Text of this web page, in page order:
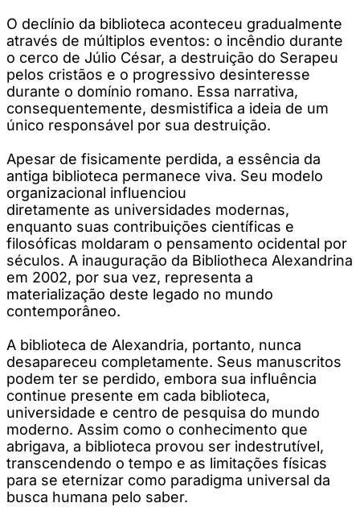
O declínio da biblioteca aconteceu gradualmente
através de múltiplos eventos: o incêndio durante
o cerco de Júlio César, a destruição do Serapeu
pelos cristãos e o progressivo desinteresse
durante o domínio romano. Essa narrativa,
consequentemente, desmistifica a ideia de um
único responsável por sua destruição.
Apesar de fisicamente perdida, a essência da
antiga biblioteca permanece viva. Seu modelo
organizacional influenciou
diretamente as universidades modernas,
enquanto suas contribuições científicas e
filosóficas moldaram o pensamento ocidental por
séculos. A inauguração da Bibliotheca Alexandrina
em 2002, por sua vez, representa a
materialização deste legado no mundo
contemporâneo.
A biblioteca de Alexandria, portanto, nunca
desapareceu completamente. Seus manuscritos
podem ter se perdido, embora sua influência
continue presente em cada biblioteca,
universidade e centro de pesquisa do mundo
moderno. Assim como o conhecimento que
abrigava, a biblioteca provou ser indestrutível,
transcendendo o tempo e as limitações físicas
para se eternizar como paradigma universal da
busca humana pelo saber.